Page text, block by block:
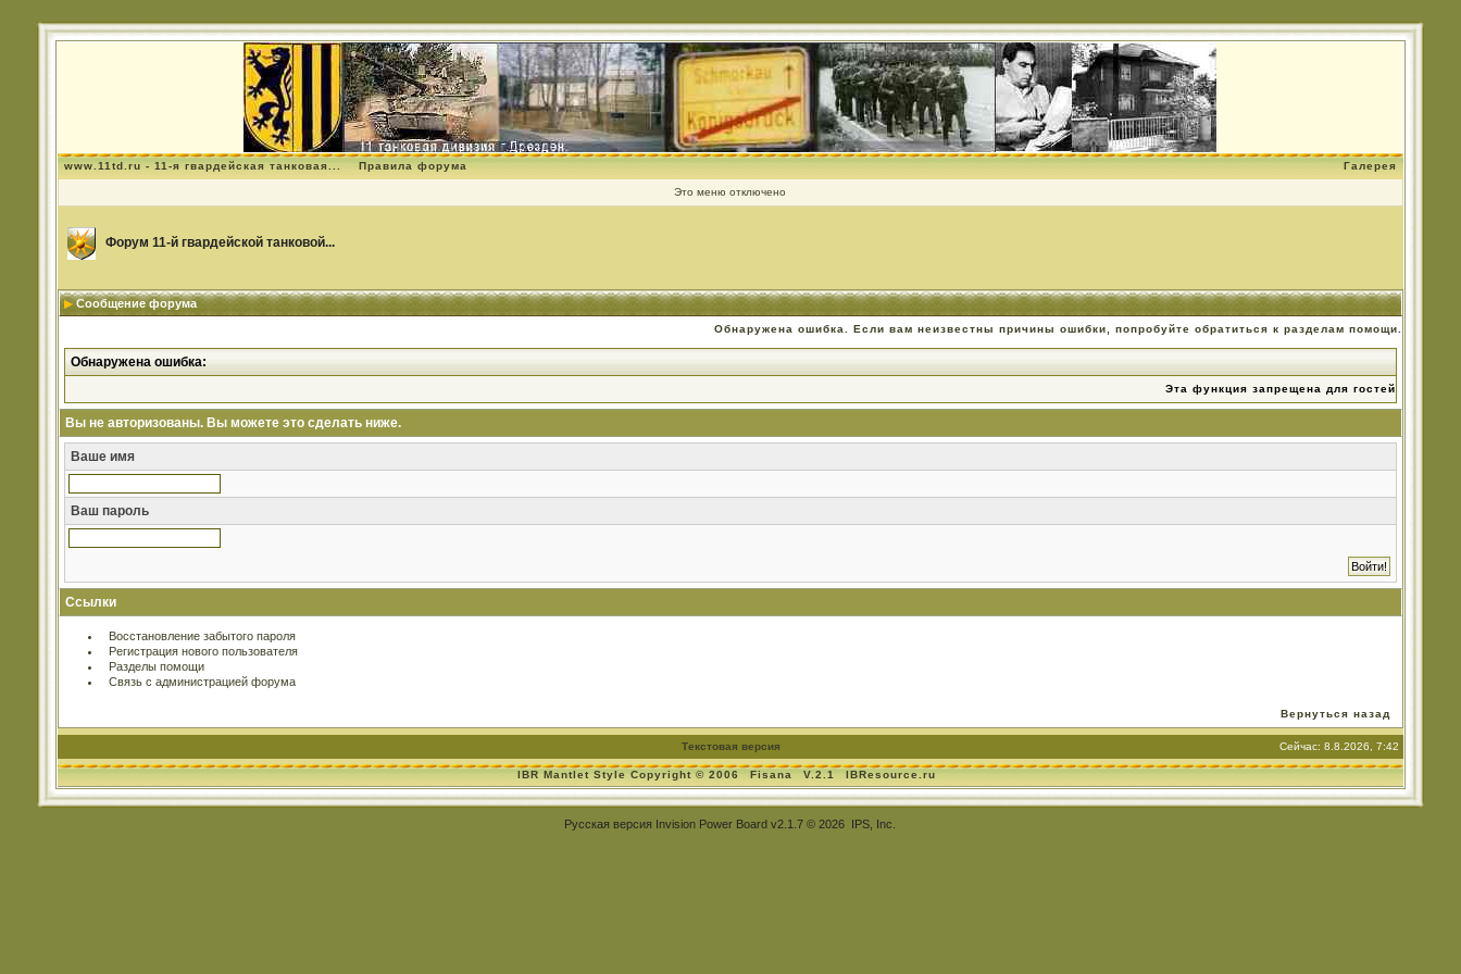
www.11td.ru - 11-я гвардейская танковая... Правила форума Галерея
Это меню отключено
Форум 11-й гвардейской танковой...
Сообщение форума
Обнаружена ошибка. Если вам неизвестны причины ошибки, попробуйте обратиться к разделам помощи.
Обнаружена ошибка:
Эта функция запрещена для гостей
Вы не авторизованы. Вы можете это сделать ниже.
Ваше имя
Ваш пароль
Ссылки
Восстановление забытого пароля
Регистрация нового пользователя
Разделы помощи
Связь с администрацией форума
Вернуться назад
Текстовая версия Сейчас: 8.8.2026, 7:42
IBR Mantlet Style Copyright © 2006 Fisana V.2.1 IBResource.ru
Русская версия Invision Power Board v2.1.7 © 2026 IPS, Inc.